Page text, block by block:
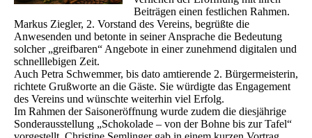
Beiträgen einen festlichen Rahmen.
Markus Ziegler, 2. Vorstand des Vereins, begrüßte die
Anwesenden und betonte in seiner Ansprache die Bedeutung
solcher „greifbaren“ Angebote in einer zunehmend digitalen und
schnelllebigen Zeit.
Auch Petra Schwemmer, bis dato amtierende 2. Bürgermeisterin,
richtete Grußworte an die Gäste. Sie würdigte das Engagement
des Vereins und wünschte weiterhin viel Erfolg.
Im Rahmen der Saisoneröffnung wurde zudem die diesjährige
Sonderausstellung „Schokolade – von der Bohne bis zur Tafel“